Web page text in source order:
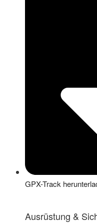
GPX-Track
Ausrüstung &